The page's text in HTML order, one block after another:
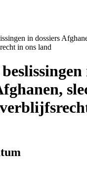
in dossiers
in ons land